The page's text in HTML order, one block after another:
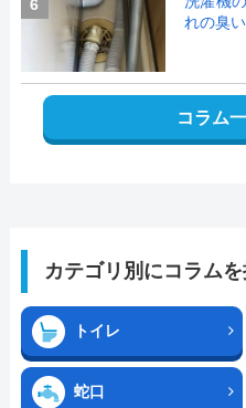
6
れの臭
コラム
カテゴリ別にコラム
トイレ
蛇口